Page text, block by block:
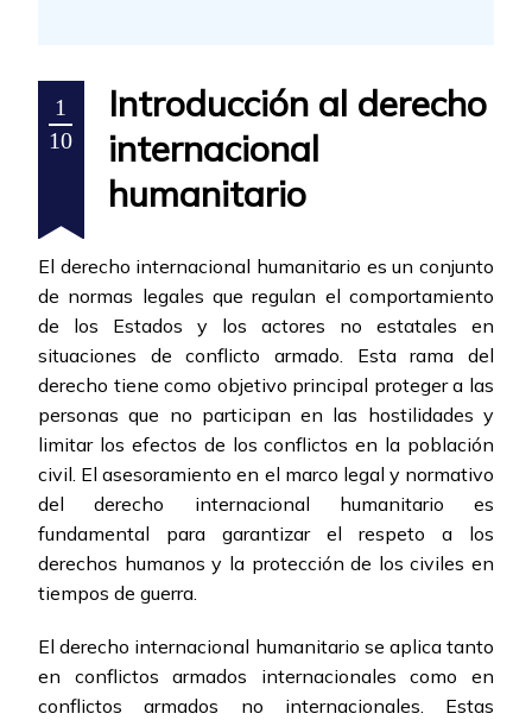
1
10
Introducción al derecho
internacional
humanitario
El derecho internacional humanitario es un conjunto
de normas legales que regulan el comportamiento
de los Estados y los actores no estatales en
situaciones de conflicto armado. Esta rama del
derecho tiene como objetivo principal proteger a las
personas que no participan en las hostilidades y
limitar los efectos de los conflictos en la población
civil. El asesoramiento en el marco legal y normativo
del derecho internacional humanitario es
fundamental para garantizar el respeto a los
derechos humanos y la protección de los civiles en
tiempos de guerra.
El derecho internacional humanitario se aplica tanto
en conflictos armados internacionales como en
conflictos armados no internacionales. Estas